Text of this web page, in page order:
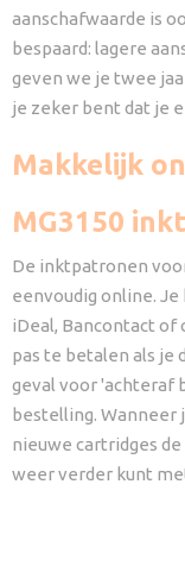
aanschafwaarde is
bespaard: lagere
geven we je twee
je zeker bent dat je
Makkelijk
MG3150
De inktpatronen
eenvoudig online.
iDeal, Bancontact of
pas te betalen als je
geval voor 'achteraf
bestelling. Wanneer
nieuwe cartridges
weer verder kunt